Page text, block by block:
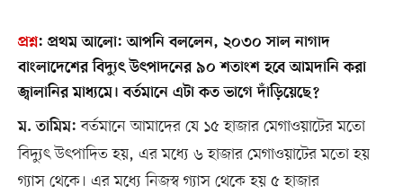
প্রশ্ন: প্রথম আলো: আপনি বললেন, ২০৩০ সাল নাগাদ
বাংলাদেশের বিদ্যুৎ উৎপাদনের ৯০ শতাংশ হবে আমদানি করা
জ্বালানির মাধ্যমে। বর্তমানে এটা কত ভাগে দাঁড়িয়েছে?
ম. তামিম: বর্তমানে আমাদের যে ১৫ হাজার মেগাওয়াটের মতো
বিদ্যুৎ উৎপাদিত হয়, এর মধ্যে ৬ হাজার মেগাওয়াটের মতো হয়
গ্যাস থেকে। এর মধ্যে নিজস্ব গ্যাস থেকে হয় ৫ হাজার